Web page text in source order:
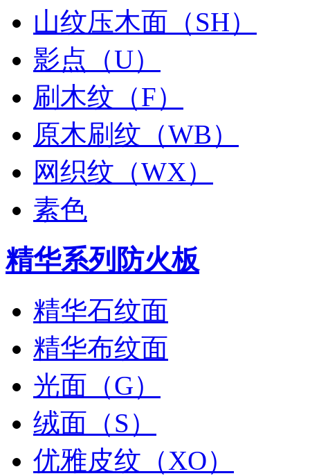
山纹压木面（SH）
影点（U）
刷木纹（F）
原木刷纹（WB）
网织纹（WX）
素色
精华系列防火板
精华石纹面
精华布纹面
光面（G）
绒面（S）
优雅皮纹（XO）